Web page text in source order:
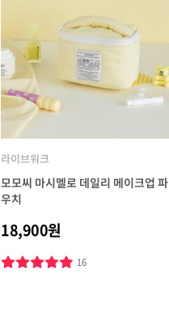
라이브워크
모모씨 마시멜로 데일리 메이크업 파
우치
18,900원
16